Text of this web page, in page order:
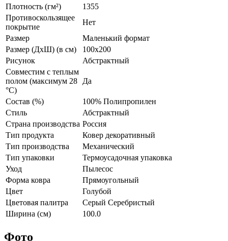
Плотность (гм²)
1355
Противоскользящее
покрытие
Нет
Размер
Маленький формат
Размер (ДxШ) (в см)
100x200
Рисунок
Абстрактный
Совместим с теплым
полом (максимум 28
°C)
Да
Состав (%)
100% Полипропилен
Стиль
Абстрактный
Страна производства Россия
Тип продукта
Ковер декоративный
Тип производства
Механический
Тип упаковки
Термоусадочная упаковка
Уход
Пылесос
Форма ковра
Прямоугольный
Цвет
Голубой
Цветовая палитра
Серый Серебристый
Ширина (см)
100.0
Фото